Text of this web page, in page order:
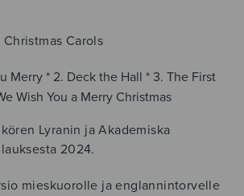
Carols
Merry * 2. Deck the Hall * 3. The First
Wish You a Merry Christmas
Lyranin ja Akademiska
2024.
mieskuorolle ja englannintorvelle